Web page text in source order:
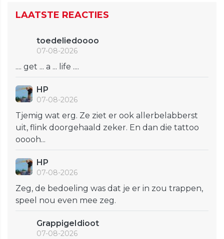
LAATSTE REACTIES
toedeliedoooo
07-08-2026
.... get ... a ... life ....
HP
07-08-2026
Tjemig wat erg. Ze ziet er ook allerbelabberst
uit, flink doorgehaald zeker. En dan die tattoo
ooooh...
HP
07-08-2026
Zeg, de bedoeling was dat je er in zou trappen,
speel nou even mee zeg.
GrappigeIdioot
07-08-2026